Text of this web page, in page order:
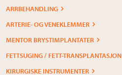
ARRBEHANDLING
ARTERIE- OG VENEKLEMMER
MENTOR BRYSTIMPLANTATER
FETTSUGING / FETT-TRANSPLANTASJON
KIRURGISKE INSTRUMENTER